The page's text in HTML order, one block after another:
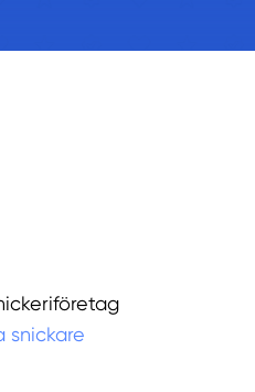
snickare